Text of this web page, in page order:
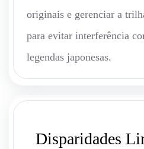
originais e gerenciar a
para evitar interferência
legendas japonesas.
Disparidades